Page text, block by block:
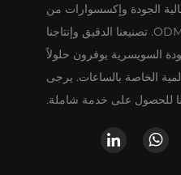
الجودة وإكسسوارات من
المعادن الثمينة مع تخصيص ODM. تصنيعنا الدقيق وإنتاجنا
السويسرية يوفرون حلولاً
الخاصة بالساعات. يرجى
للحصول على خدمة شاملة.